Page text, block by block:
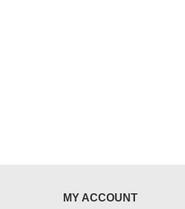
MY ACCOUNT